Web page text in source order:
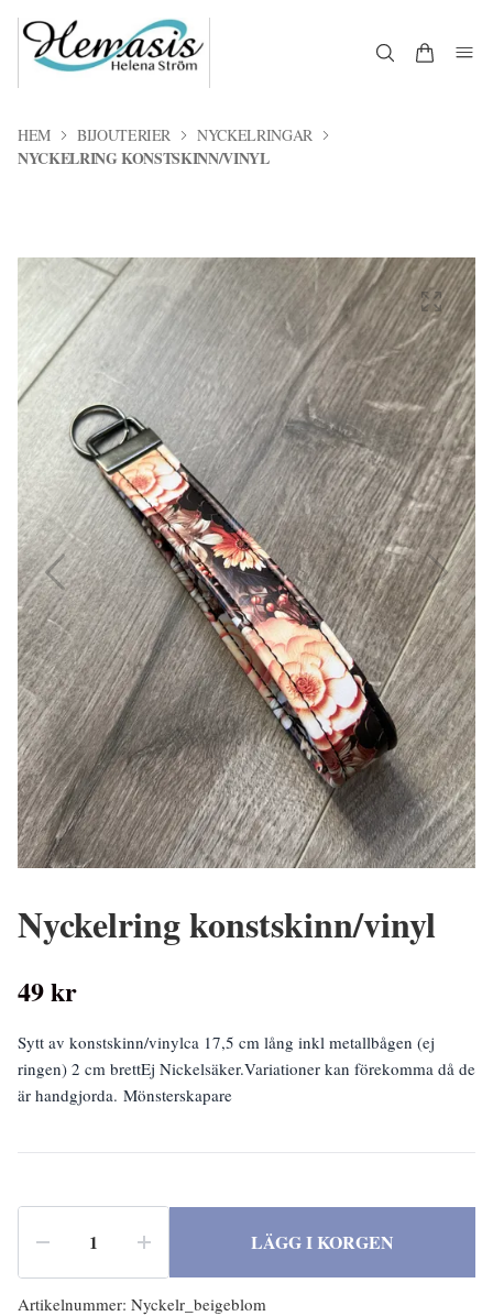
HEM BIJOUTERIER NYCKELRINGAR
NYCKELRING KONSTSKINN/VINYL
Nyckelring konstskinn/vinyl
49 kr
Sytt av konstskinn/vinylca 17,5 cm lång inkl metallbågen (ej
ringen) 2 cm brettEj Nickelsäker.Variationer kan förekomma då de
är handgjorda. Mönsterskapare
LÄGG I KORGEN
Artikelnummer: Nyckelr_beigeblom